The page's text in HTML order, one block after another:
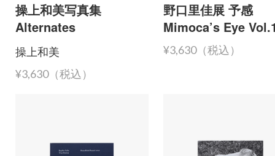
操上和美写真集
Alternates
操上和美
¥3,630（税込）
野口里佳展 予感
Mimoca’s Eye
¥3,630（税込）